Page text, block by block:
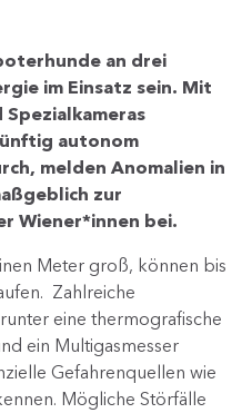
an drei
im Einsatz sein. Mit
autonom
melden Anomalien in
zur
Wiener*innen bei.
Meter groß, können bis
Zahlreiche
eine thermografische
ein Multigasmesser
Gefahrenquellen wie
Mögliche Störfälle